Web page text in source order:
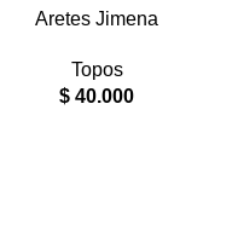
Aretes Jimena
Topos
$ 40.000